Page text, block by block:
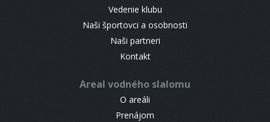
Vedenie klubu
Naši športovci a osobnosti
Naši partneri
Kontakt
Areal vodného slalomu
O areáli
Prenájom